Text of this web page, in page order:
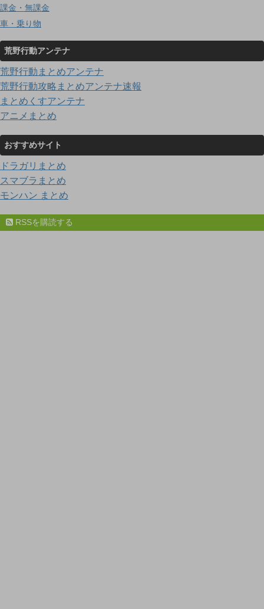
課金・無課金
車・乗り物
荒野行動アンテナ
荒野行動まとめアンテナ
荒野行動攻略まとめアンテナ速報
まとめくすアンテナ
アニメまとめ
おすすめサイト
ドラガリまとめ
スマブラまとめ
モンハン まとめ
RSSを購読する